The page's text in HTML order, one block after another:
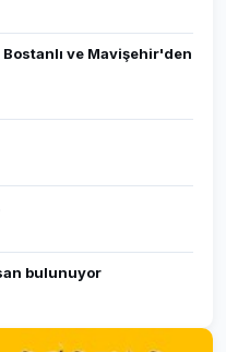
ve Mavişehir'den
bulunuyor